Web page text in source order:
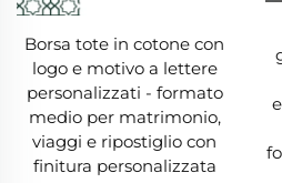
tela è ipoallergenica,
Tela sicura per chi ha la
irritazioni causate da
ma resistente, una Borsa
comoda e maneggevole
Borsa tote in cotone con
logo e motivo a lettere
personalizzati - formato
medio per matrimonio,
viaggi e ripostiglio con
finitura personalizzata